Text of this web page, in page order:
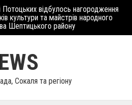
Потоцьких відбулось нагородження
культури та майстрів народного
Шептицького району
Сокаля та регіону